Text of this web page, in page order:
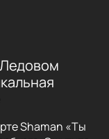
Shaman «Ты